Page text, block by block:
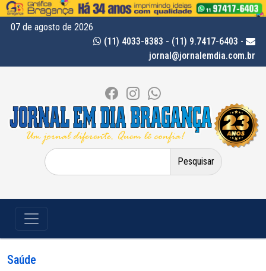
07 de agosto de 2026
(11) 4033-8383 - (11) 9.7417-6403 -
jornal@jornalemdia.com.br
Pesquisar
por:
Saúde